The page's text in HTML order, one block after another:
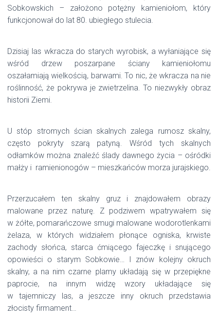
Sobkowskich – założono potężny kamieniołom, który
funkcjonował do lat 80. ubiegłego stulecia.
Dzisiaj las wkracza do starych wyrobisk, a wyłaniające się
wśród drzew poszarpane ściany kamieniołomu
oszałamiają wielkością, barwami. To nic, że wkracza na nie
roślinność, że pokrywa je zwietrzelina. To niezwykły obraz
historii Ziemi.
U stóp stromych ścian skalnych zalega rumosz skalny,
często pokryty szarą patyną. Wśród tych skalnych
odłamków można znaleźć ślady dawnego życia – ośródki
małży i ramienionogów – mieszkańców morza jurajskiego.
Przerzucałem ten skalny gruz i znajdowałem obrazy
malowane przez naturę. Z podziwem wpatrywałem się
w żółte, pomarańczowe smugi malowane wodorotlenkami
żelaza, w których widziałem płonące ogniska, krwiste
zachody słońca, starca ćmiącego fajeczkę i snującego
opowieści o starym Sobkowie… I znów kolejny okruch
skalny, a na nim czarne plamy układają się w przepiękne
paprocie, na innym widzę wzory układające się
w tajemniczy las, a jeszcze inny okruch przedstawia
złocisty firmament…